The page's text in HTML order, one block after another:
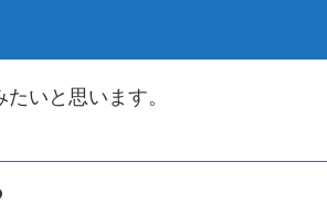
いと思います。